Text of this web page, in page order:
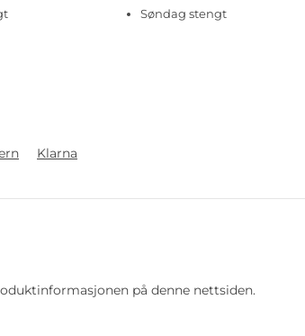
Søndag stengt
Klarna
på denne nettsiden.